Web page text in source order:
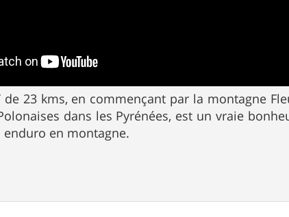
de 23 kms, en commençant par la montagne
dans les Pyrénées, est un vraie
en montagne.